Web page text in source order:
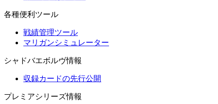
各種便利ツール
戦績管理ツール
マリガンシミュレーター
シャドバエボルヴ情報
収録カードの先行公開
プレミアシリーズ情報